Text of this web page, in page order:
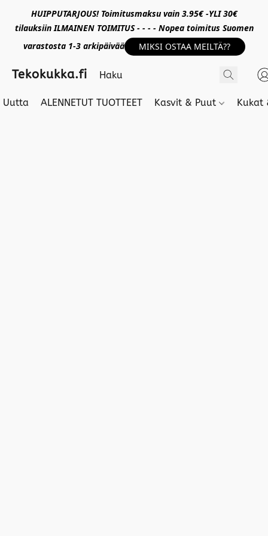
HUIPPUTARJOUS! Toimitusmaksu vain 3.95€ -YLI 30€
tilauksiin ILMAINEN TOIMITUS - - - - Nopea toimitus Suomen
varastosta 1-3 arkipäivää
MIKSI OSTAA MEILTÄ??
Tekokukka.fi
Uutta ALENNETUT TUOTTEET Kasvit & Puut Kukat